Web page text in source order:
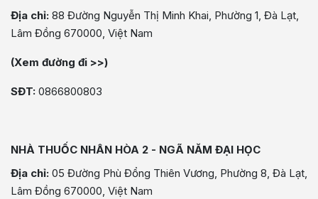
Địa chỉ: 88 Đường Nguyễn Thị Minh Khai, Phường 1, Đà Lạt,
Lâm Đồng 670000, Việt Nam
(Xem đường đi >>)
SĐT: 0866800803
NHÀ THUỐC NHÂN HÒA 2 - NGÃ NĂM ĐẠI HỌC
Địa chỉ: 05 Đường Phù Đổng Thiên Vương, Phường 8, Đà Lạt,
Lâm Đồng 670000, Việt Nam